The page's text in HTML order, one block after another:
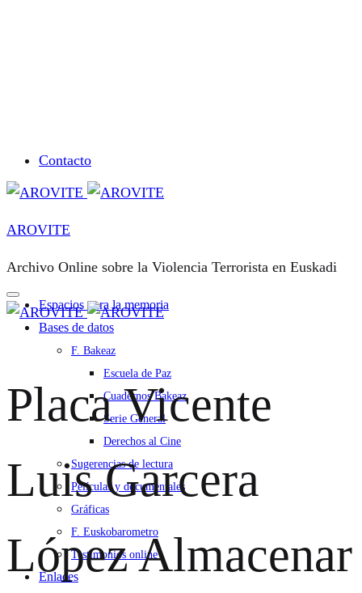
Contacto
AROVITE
Archivo Online sobre la Violencia Terrorista en Euskadi
Espacios para la memoria
Bases de datos
F. Bakeaz
Escuela de Paz
Cuadernos Bakeaz
Serie General
Derechos al Cine
Sugerencias de lectura
Películas y documentales
Gráficas
F. Euskobarometro
Testimonios online
Enlaces
Placa Vicente
Luis Garcera
LópezAlmacenar